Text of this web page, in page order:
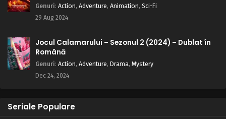
Genuri: Action, Adventure, Animation, Sci-Fi
29 Aug 2024
Jocul Calamarului – Sezonul 2 (2024) – Dublat în
Română
Genuri: Action, Adventure, Drama, Mystery
Dec 24, 2024
Seriale Populare